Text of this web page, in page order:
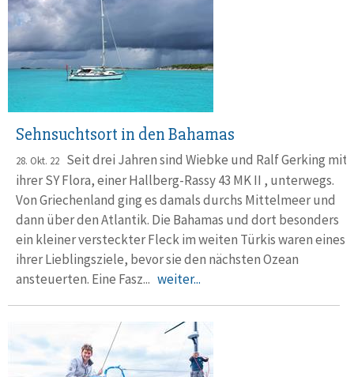
Sehnsuchtsort in den Bahamas
28. Okt. 22 Seit drei Jahren sind Wiebke und Ralf Gerking mit
ihrer SY Flora, einer Hallberg-Rassy 43 MK II , unterwegs.
Von Griechen­land ging es damals durchs Mittelmeer und
dann über den Atlantik. Die Ba­h­amas und dort besonders
ein kleiner ver­steck­ter Fleck im weiten Türkis waren eines
ihrer Lieb­lings­ziele, bevor sie den näch­sten Ozean
ansteuerten. Eine Fasz... weiter...